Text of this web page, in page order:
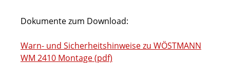
Dokumente zum Download:
Warn- und Sicherheitshinweise zu WÖSTMANN
WM 2410 Montage (pdf)